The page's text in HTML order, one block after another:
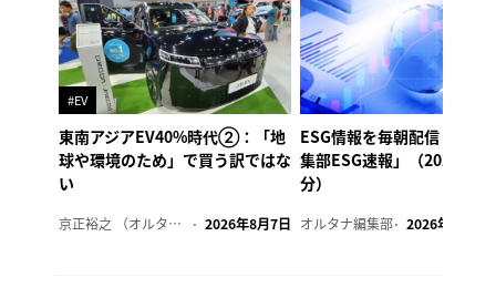
#EV
東南アジアEV40%時代②：「地
球や環境のため」で買う訳ではな
い
京正裕之 （オルタナ副編集長） 2026年8月7日
ESG情報を毎朝配信「オル
集部ESG速報」（2026年8
分）
オルタナ編集部 2026年8月7日